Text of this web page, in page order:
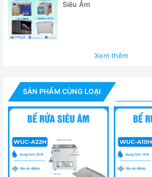
Tần số siêu âm
Nhiệt độ gia nhiệt
Công suất gia nhiệt
Van xả
Kích thước
Bên trong
Siêu Âm
Xem thêm
SẢN PHẨM CÙNG LOẠI